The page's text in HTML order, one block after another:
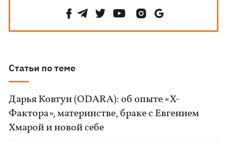
Статьи по теме
Дарья Ковтун (ODARA): об опыте «Х-
Фактора», материнстве, браке с Евгением
Хмарой и новой себе